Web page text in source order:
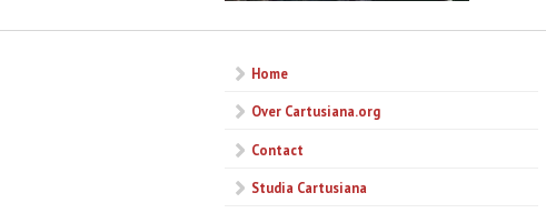
Home
Over Cartusiana.org
Contact
Studia Cartusiana